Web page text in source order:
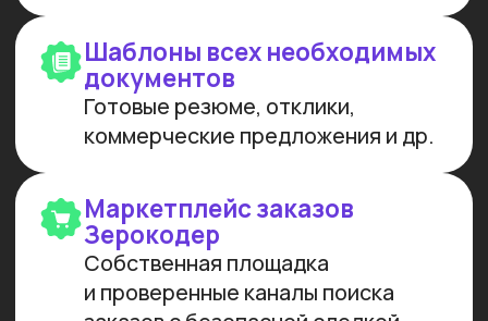
ФУНДАМЕНТАЛЬНОЕ
ОБРАЗОВАНИЕ В ОБЛАСТИ
ИСКУССТВЕННОГО
ИНТЕЛЛЕКТА И РАЗРАБОТКИ